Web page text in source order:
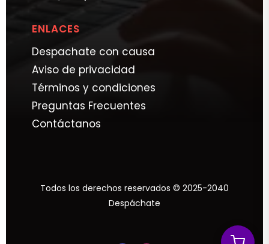
ENLACES
Despachate con causa
Aviso de privacidad
Términos y condiciones
Preguntas Frecuentes
Contáctanos
Todos los derechos reservados © 2025-2040
Despáchate